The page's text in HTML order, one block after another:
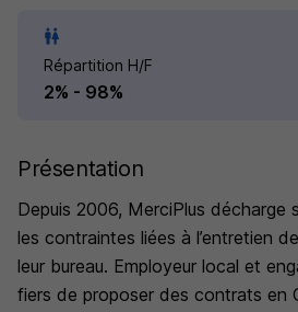
Répartition H/F
2% - 98%
Présentation
Depuis 2006, MerciPlus décharge
les contraintes liées à l’entretien
leur bureau. Employeur local et
fiers de proposer des contrats en